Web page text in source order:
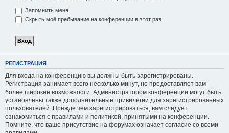
Запомнить меня
Скрыть моё пребывание на конференции в этот раз
РЕГИСТРАЦИЯ
Для входа на конференцию вы должны быть зарегистрированы.
Регистрация занимает всего несколько минут, но предоставляет вам
более широкие возможности. Администратором конференции могут быть
установлены также дополнительные привилегии для зарегистрированных
пользователей. Прежде чем зарегистрироваться, вам следует
ознакомиться с правилами и политикой, принятыми на конференции.
Помните, что ваше присутствие на форумах означает согласие со всеми